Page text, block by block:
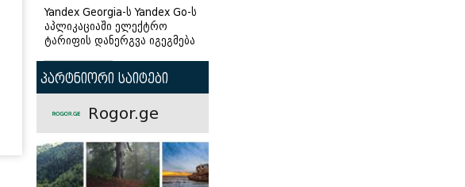
Yandex Georgia-ს Yandex Go-ს
აპლიკაციაში ელექტრო
ტარიფის დანერგვა იგეგმება
პარტნიორი საიტები
Rogor.ge